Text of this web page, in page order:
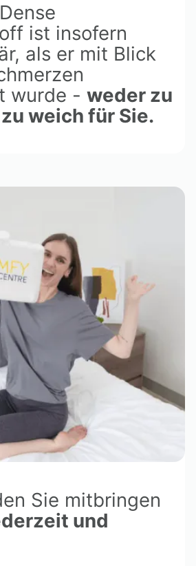
ist insofern
als er mit Blick
wurde - weder zu
weich für Sie.
Sie mitbringen
und